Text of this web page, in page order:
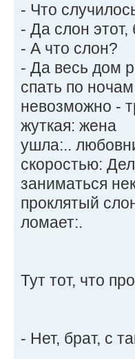
- Что
- Да слон этот,
- А что слон?
- Да весь дом
спать по ночам
невозможно -
жуткая: жена
ушла:..
скоростью:
заниматься
проклятый
ломает:.
Тут тот, что
- Нет, брат, с